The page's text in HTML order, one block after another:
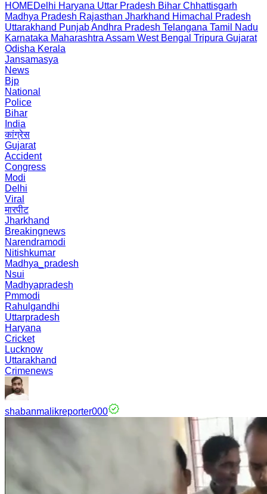
HOMEDelhi Haryana Uttar Pradesh Bihar Chhattisgarh
Madhya Pradesh Rajasthan Jharkhand Himachal Pradesh
Uttarakhand PunjabAndhra Pradesh Telangana Tamil Nadu
Karnataka Maharashtra Assam West Bengal Tripura Gujarat
Odisha Kerala
Jansamasya
News
Bjp
National
Police
Bihar
India
कांग्रेस
Gujarat
Accident
Congress
Modi
Delhi
Viral
मारपीट
Jharkhand
Breakingnews
Narendramodi
Nitishkumar
Madhya_pradesh
Nsui
Madhyapradesh
Pmmodi
Rahulgandhi
Uttarpradesh
Haryana
Cricket
Lucknow
Uttarakhand
Crimenews
shabanmalikreporter000